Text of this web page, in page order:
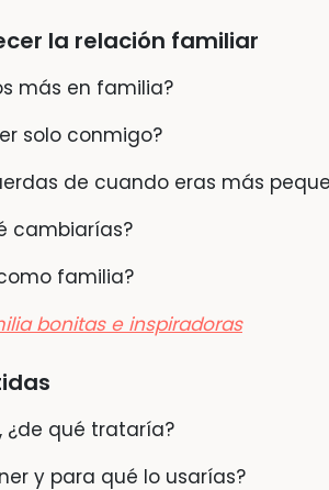
la relación familiar
más en familia?
solo conmigo?
de cuando eras más
cambiarías?
familia?
bonitas e inspiradoras
¿de qué trataría?
y para qué lo usarías?